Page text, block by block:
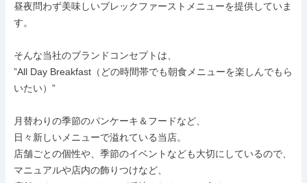
昼夜問わず美味しいブレックファーストメニューを提供していま
す。
そんな当社のブランドコンセプトは、
”All Day Breakfast（どの時間帯でも朝食メニューを楽しんでもら
いたい）”
月替わりの季節のパンケーキ＆フードなど、
日々新しいメニューで溢れている当店。
店舗ごとの個性や、季節のイベントなども大切にしているので、
マニュアルや店内の飾りつけなど、